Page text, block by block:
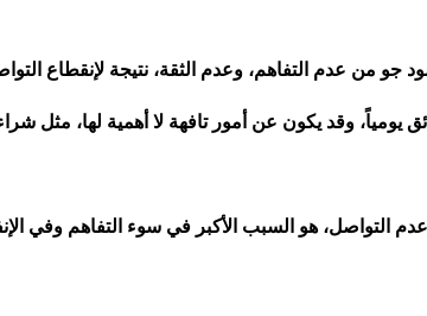
جو من عدم التفاهم، وعدم الثقة، نتيجة لإنقطاع
يومياً، وقد يكون عن أمور تافهة لا أهمية لها، مثل
التواصل، هو السبب الأكبر في سوء التفاهم وفي